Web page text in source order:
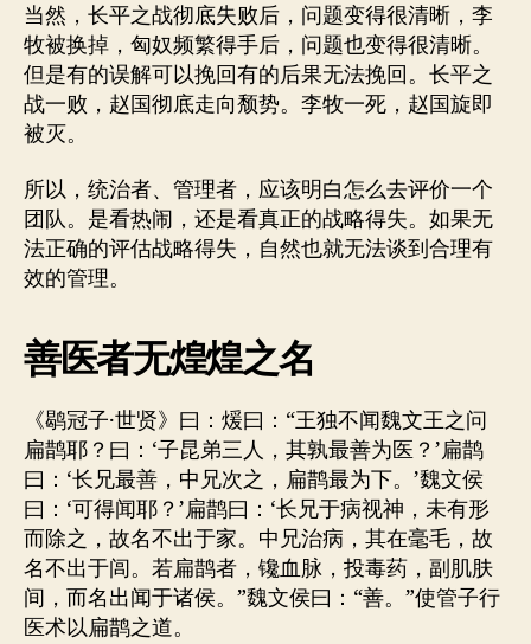
当然，长平之战彻底失败后，问题变得很清晰，李
牧被换掉，匈奴频繁得手后，问题也变得很清晰。
但是有的误解可以挽回有的后果无法挽回。长平之
战一败，赵国彻底走向颓势。李牧一死，赵国旋即
被灭。
所以，统治者、管理者，应该明白怎么去评价一个
团队。是看热闹，还是看真正的战略得失。如果无
法正确的评估战略得失，自然也就无法谈到合理有
效的管理。
善医者无煌煌之名
《鹖冠子·世贤》曰：煖曰：“王独不闻魏文王之问
扁鹊耶？曰：‘子昆弟三人，其孰最善为医？’扁鹊
曰：‘长兄最善，中兄次之，扁鹊最为下。’魏文侯
曰：‘可得闻耶？’扁鹊曰：‘长兄于病视神，未有形
而除之，故名不出于家。中兄治病，其在毫毛，故
名不出于闾。若扁鹊者，镵血脉，投毒药，副肌肤
间，而名出闻于诸侯。”魏文侯曰：“善。”使管子行
医术以扁鹊之道。